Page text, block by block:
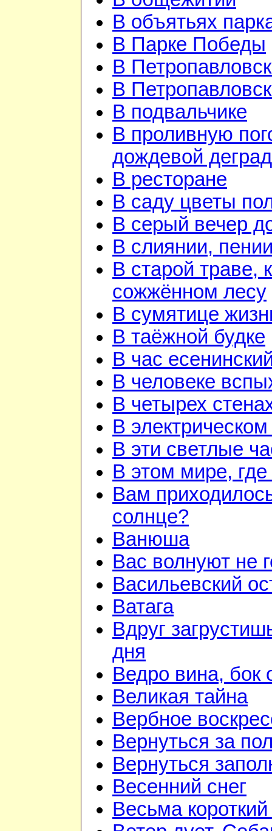
В объятьях
В Парке Победы
В
В
В подвальчике
В проливную
дождевой
В ресторане
В саду цветы
В серый вечер
В слиянии,
В старой траве,
сожжённом лесу
В сумятице
В таёжной будке
В час
В человеке
В четырех
В
В эти светлые
В этом мире,
Вам
солнце?
Ванюша
Вас волнуют не
Васильевский
Ватага
Вдруг
дня
Ведро вина, бок
Великая тайна
Вербное
Вернуться за
Вернуться
Весенний снег
Весьма